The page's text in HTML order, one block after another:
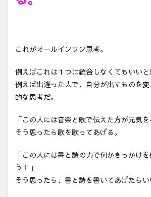
これがオールインワン思考。
例えばこれは１つに統合しなくてもいいと
例えば出逢った人で、自分が出すものを
的な思考だ。
「この人には音楽と歌で伝えた方が元気を
そう思ったら歌を歌ってあげる。
「この人には書と詩の力で何かきっかけ
う！」
そう思ったら、書と詩を書いてあげたらい